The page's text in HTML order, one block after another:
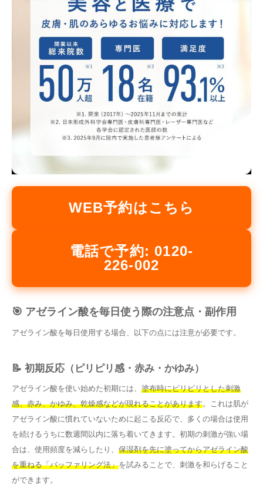
WEB予約はこちら
電話で予約: 0120-
226-002
🎯 アゼライン酸を毎日使う際の注意点・副作用
アゼライン酸を毎日使用する場合、以下の点には注意が必要です。
📝 初期反応（ピリピリ感・赤み・かゆみ）
アゼライン酸を使い始めた初期には、 塗布時にピリピリとした刺激
感、赤み、かゆみ、乾燥感などが現れることがあります。これは肌が
アゼライン酸に慣れていないために起こる反応で、多くの場合は使用
を続けるうちに数週間以内に落ち着いてきます。初期の刺激が強い場
合は、使用頻度を減らしたり、 保湿剤を先に塗ってからアゼライン酸
を重ねる「バッファリング法」を試みることで、刺激を和らげること
ができます。